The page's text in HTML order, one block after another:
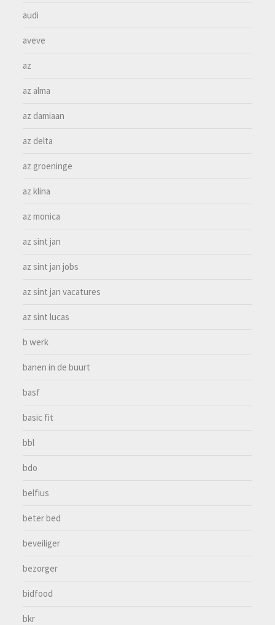
audi
aveve
az
az alma
az damiaan
az delta
az groeninge
az klina
az monica
az sint jan
az sint jan jobs
az sint jan vacatures
az sint lucas
b werk
banen in de buurt
basf
basic fit
bbl
bdo
belfius
beter bed
beveiliger
bezorger
bidfood
bkr